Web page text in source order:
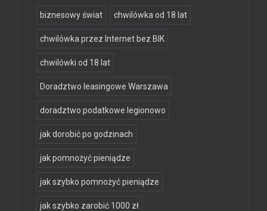
biznesowy świat chwilówka od 18 lat
chwilówka przez Internet bez BIK
chwilówki od 18 lat
Doradztwo leasingowe Warszawa
doradztwo podatkowe legionowo
jak dorobić po godzinach
jak pomnożyć pieniądze
jak szybko pomnożyć pieniądze
jak szybko zarobić 1000 zł